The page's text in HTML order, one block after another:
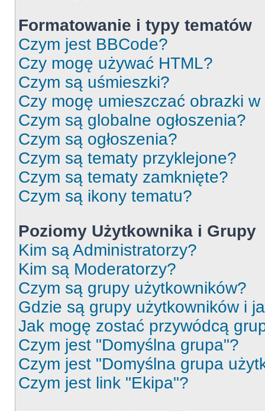
Formatowanie i typy tematów
Czym jest BBCode?
Czy mogę używać HTML?
Czym są uśmieszki?
Czy mogę umieszczać obrazki
Czym są globalne ogłoszenia?
Czym są ogłoszenia?
Czym są tematy przyklejone?
Czym są tematy zamknięte?
Czym są ikony tematu?
Poziomy Użytkownika i Grupy
Kim są Administratorzy?
Kim są Moderatorzy?
Czym są grupy użytkowników?
Gdzie są grupy użytkowników i
Jak mogę zostać przywódcą
Czym jest "Domyślna grupa"?
Czym jest "Domyślna grupa
Czym jest link "Ekipa"?